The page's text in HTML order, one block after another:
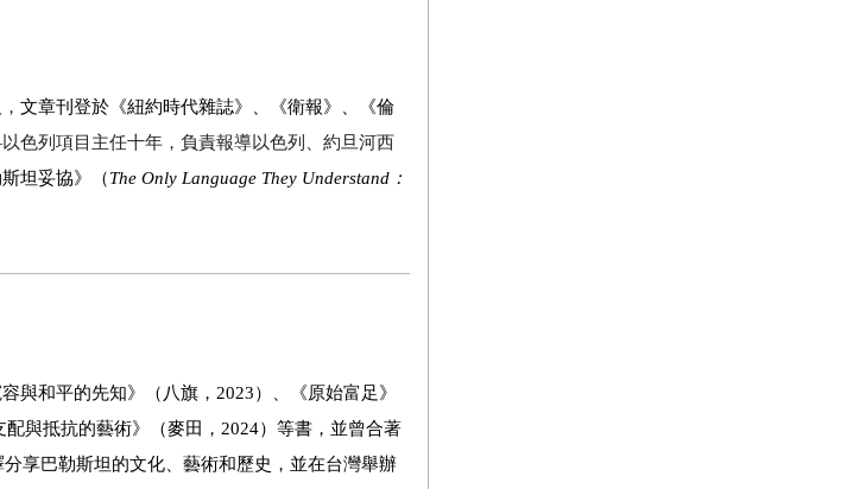
文章刊登於《紐約時代雜誌》、《衛報》、《倫
色列項目主任十年 ，負責報導以色列、約旦河西
坦妥協》（The Only Language They Understand ：
與和平的先知》（八旗，2023）、《原始富足》
與抵抗的藝術》（麥田，2024）等書，並曾合著
享巴勒斯坦的文化、藝術和歷史，並在台灣舉辦